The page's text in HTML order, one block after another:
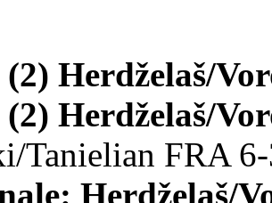
(2) Herdželaš/
(2) Herdželaš/
Tanielian FRA
Herdželaš/